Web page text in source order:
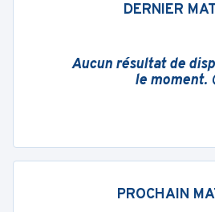
DERNIER
Aucun résultat de
le moment.
PROCHAIN